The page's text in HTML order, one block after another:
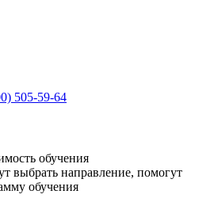
505-59-64
обучения
выбрать направление, помогут
обучения